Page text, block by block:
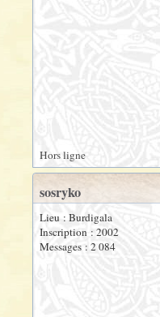
Hors ligne
sosryko
Lieu : Burdigala
Inscription : 2002
Messages : 2 084